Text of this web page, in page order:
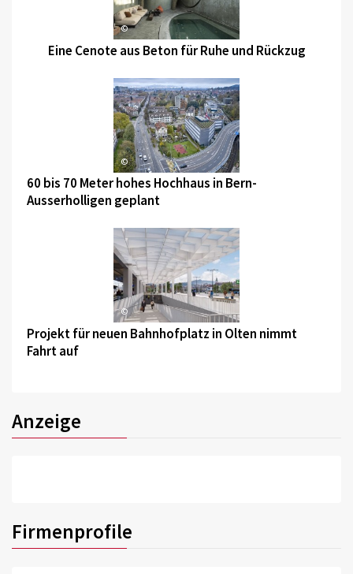
©
Eine Cenote aus Beton für Ruhe und Rückzug
©
60 bis 70 Meter hohes Hochhaus in Bern-
Ausserholligen geplant
©
Projekt für neuen Bahnhofplatz in Olten nimmt
Fahrt auf
Anzeige
Firmenprofile